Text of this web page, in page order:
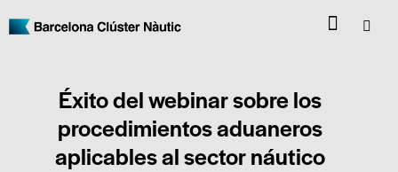
Éxito del webinar sobre los
procedimientos aduaneros
aplicables al sector náutico